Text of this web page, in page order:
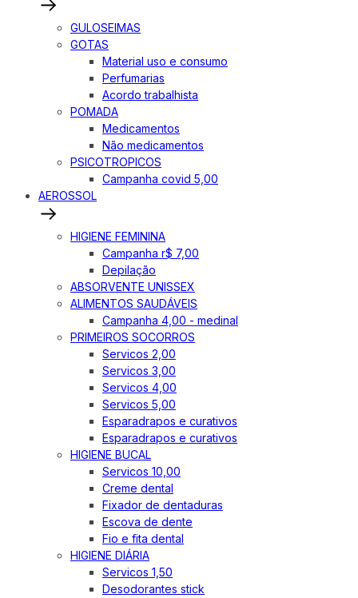
GULOSEIMAS
GOTAS
Material uso e consumo
Perfumarias
Acordo trabalhista
POMADA
Medicamentos
Não medicamentos
PSICOTROPICOS
Campanha covid 5,00
AEROSSOL
HIGIENE FEMININA
Campanha r$ 7,00
Depilação
ABSORVENTE UNISSEX
ALIMENTOS SAUDÁVEIS
Campanha 4,00 - medinal
PRIMEIROS SOCORROS
Servicos 2,00
Servicos 3,00
Servicos 4,00
Servicos 5,00
Esparadrapos e curativos
Esparadrapos e curativos
HIGIENE BUCAL
Servicos 10,00
Creme dental
Fixador de dentaduras
Escova de dente
Fio e fita dental
HIGIENE DIÁRIA
Servicos 1,50
Desodorantes stick